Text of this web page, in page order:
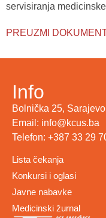
servisiranja
PREUZMI
Info
Bolnička 25, Sarajevo
Email: info@kcus.ba
Telefon: +387 33 29
Lista čekanja
Konkursi i oglasi
Javne nabavke
Medicinski žurnal